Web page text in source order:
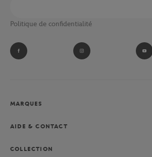
Politique de confidentialité
MARQUES
AIDE & CONTACT
COLLECTION